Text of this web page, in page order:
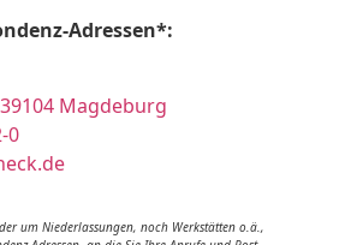
Adressen*:
Magdeburg
0
um Niederlassungen, noch Werkstätten o.ä.,